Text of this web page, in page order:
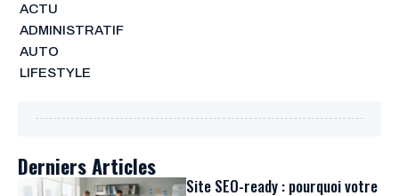
ACTU
ADMINISTRATIF
AUTO
LIFESTYLE
Derniers Articles
Site SEO-ready : pourquoi votre